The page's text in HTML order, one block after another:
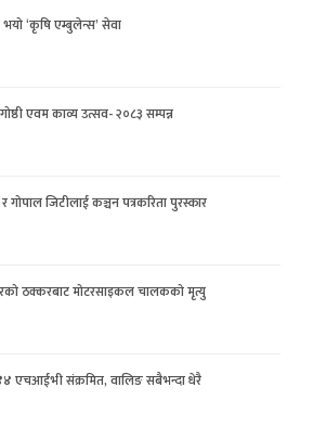
‘कृषि एम्बुलेन्स’ सेवा
एवम काव्य उत्सव- २०८३ सम्पन्न
जिटीलाई कञ्चन पत्रकरिता पुरस्कार
ठक्करबाट मोटरसाइकल चालकको मृत्यु
एचआईभी संक्रमित, वालिङ सबैभन्दा धेरै